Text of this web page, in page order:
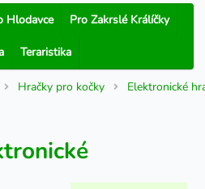
Hlodavce Pro Zakrslé Králíčky
Teraristika
Hračky pro kočky Elektronické